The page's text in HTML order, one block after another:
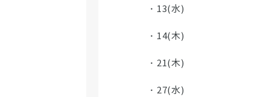
・13(水)
・14(木)
・21(木)
・27(水)